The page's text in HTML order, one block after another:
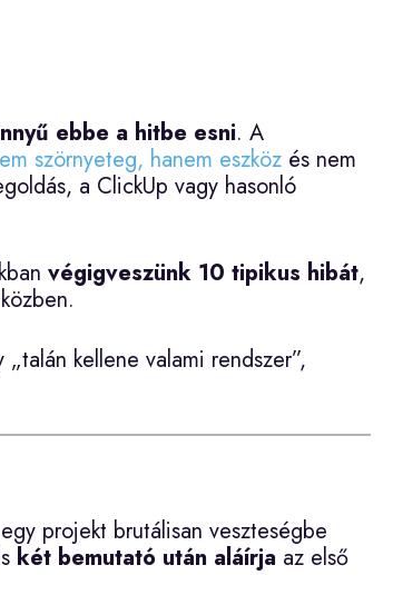
ebbe a hitbe esni. A
szörnyeteg, hanem eszköz és nem
a ClickUp vagy hasonló
végigveszünk 10 tipikus hibát,
kellene valami rendszer”,
projekt brutálisan veszteségbe
két bemutató után aláírja az első